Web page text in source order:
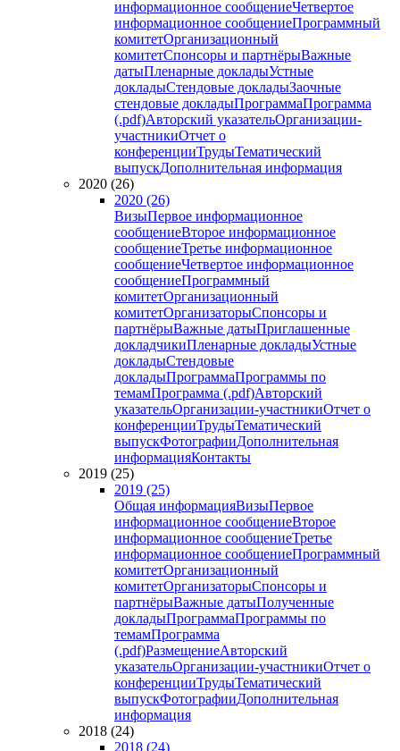
информационное сообщениеЧетвертое
информационное сообщениеПрограммный
комитетОрганизационный
комитетСпонсоры и партнёрыВажные
датыПленарные докладыУстные
докладыСтендовые докладыЗаочные
стендовые докладыПрограммаПрограмма
(.pdf)Авторский указательОрганизации-
участникиОтчет о
конференцииТрудыТематический
выпускДополнительная информация
2020 (26)
2020 (26)
ВизыПервое информационное
сообщениеВторое информационное
сообщениеТретье информационное
сообщениеЧетвертое информационное
сообщениеПрограммный
комитетОрганизационный
комитетОрганизаторыСпонсоры и
партнёрыВажные датыПриглашенные
докладчикиПленарные докладыУстные
докладыСтендовые
докладыПрограммаПрограммы по
темамПрограмма (.pdf)Авторский
указательОрганизации-участникиОтчет о
конференцииТрудыТематический
выпускФотографииДополнительная
информацияКонтакты
2019 (25)
2019 (25)
Общая информацияВизыПервое
информационное сообщениеВторое
информационное сообщениеТретье
информационное сообщениеПрограммный
комитетОрганизационный
комитетОрганизаторыСпонсоры и
партнёрыВажные датыПолученные
докладыПрограммаПрограммы по
темамПрограмма
(.pdf)РазмещениеАвторский
указательОрганизации-участникиОтчет о
конференцииТрудыТематический
выпускФотографииДополнительная
информация
2018 (24)
2018 (24)